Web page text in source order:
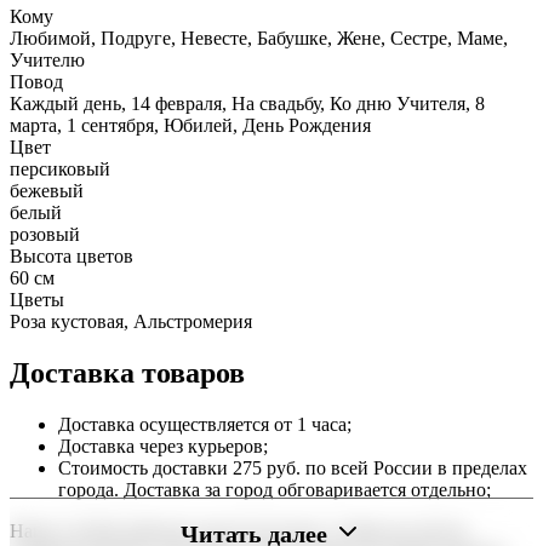
Кому
Любимой, Подруге, Невесте, Бабушке, Жене, Сестре, Маме,
Учителю
Повод
Каждый день, 14 февраля, На свадьбу, Ко дню Учителя, 8
марта, 1 сентября, Юбилей, День Рождения
Цвет
персиковый
бежевый
белый
розовый
Высота цветов
60 см
Цветы
Роза кустовая, Альстромерия
Доставка товаров
Доставка осуществляется от 1 часа;
Доставка через курьеров;
Стоимость доставки 275 руб. по всей России в пределах
города. Доставка за город обговаривается отдельно;
Наша служба работает круглосуточно, чтобы вы могли
Читать далее